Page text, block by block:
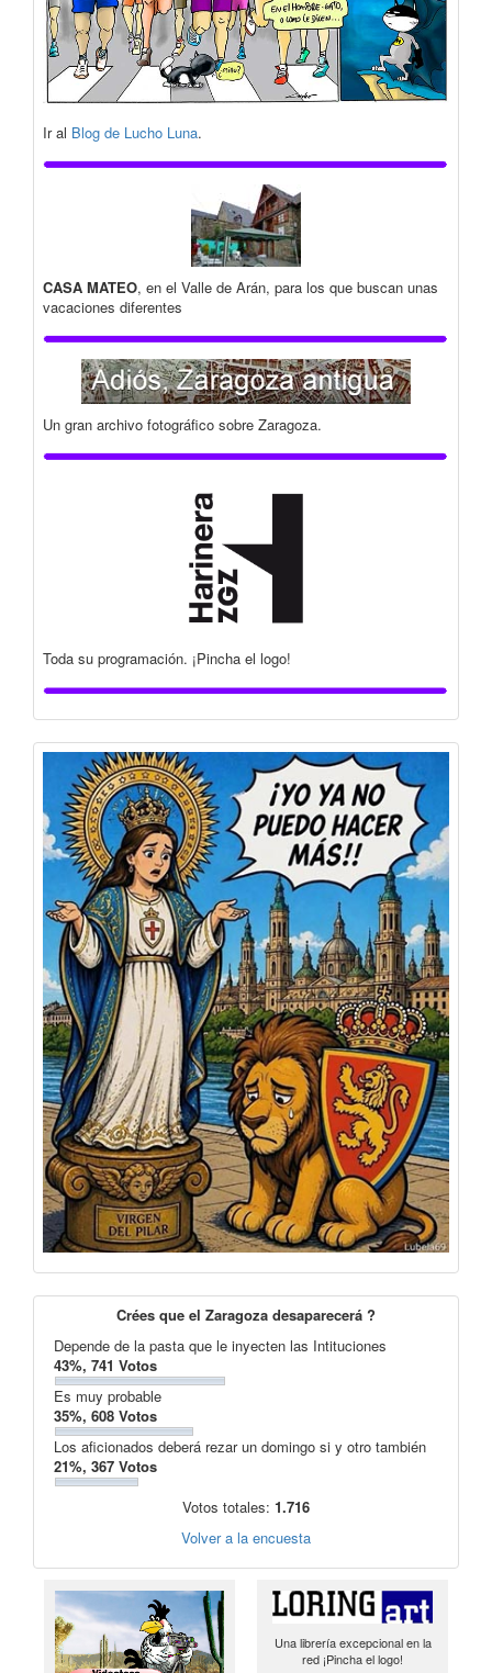
Ir al Blog de Lucho Luna.
CASA MATEO, en el Valle de Arán, para los que buscan unas
vacaciones diferentes
Un gran archivo fotográfico sobre Zaragoza.
Toda su programación. ¡Pincha el logo!
Crées que el Zaragoza desaparecerá ?
Depende de la pasta que le inyecten las Intituciones
43%, 741 Votos
Es muy probable
35%, 608 Votos
Los aficionados deberá rezar un domingo si y otro también
21%, 367 Votos
Votos totales: 1.716
Volver a la encuesta
Una librería excepcional en la
red ¡Pincha el logo!